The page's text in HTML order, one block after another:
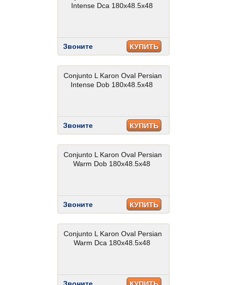
Intense Dca 180x48.5x48
Звоните КУПИТЬ
Conjunto L Karon Oval Persian
Intense Dob 180x48.5x48
Звоните КУПИТЬ
Conjunto L Karon Oval Persian
Warm Dob 180x48.5x48
Звоните КУПИТЬ
Conjunto L Karon Oval Persian
Warm Dca 180x48.5x48